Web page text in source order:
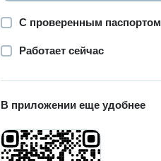
С проверенным паспортом
Работает сейчас
В приложении еще удобнее